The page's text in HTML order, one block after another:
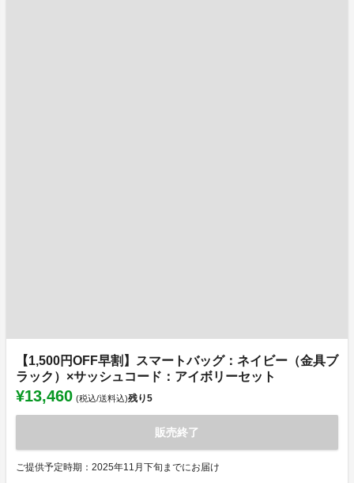
【1,500円OFF早割】スマートバッグ：ネイビー（金具ブ
ラック）×サッシュコード：アイボリーセット
¥13,460 (税込/送料込)残り5
販売終了
ご提供予定時期：2025年11月下旬までにお届け